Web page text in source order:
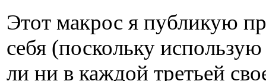
Этот макрос я публикую
себя (поскольку использую
ли ни в каждой третьей